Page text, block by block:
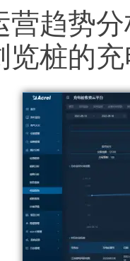
趋势
桩的